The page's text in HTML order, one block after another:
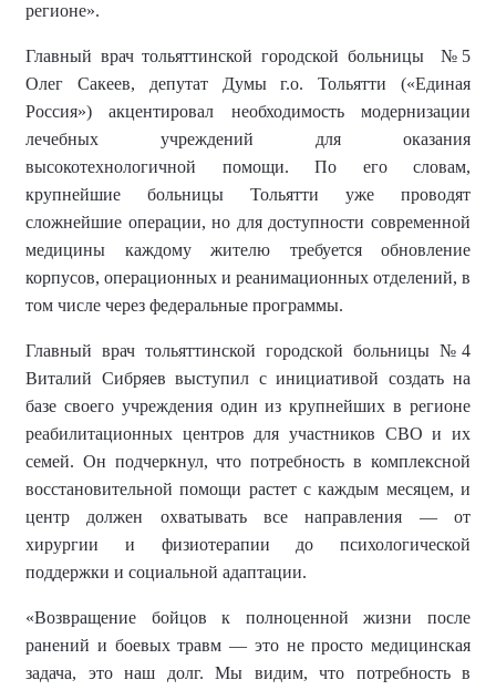
регионе».
Главный врачтольяттинской городской больницы
№5
Олег Сакеев, депутат Думы г.о. Тольятти («Единая
Россия»)
акцентировал необходимость модернизации
лечебных учреждений для оказания
высокотехнологичной помощи. По его словам,
крупнейшие больницы Тольятти уже проводят
сложнейшие операции, но для доступности современной
медицины каждому жителю требуется обновление
корпусов, операционных и реанимационных отделений, в
том числе через федеральные программы.
Главный врач тольяттинской городской больницы №4
Виталий Сибряев выступил с инициативой создать на
базе своего учреждения один из крупнейших в регионе
реабилитационных центров для участников СВО и их
семей. Он подчеркнул, что потребность в комплексной
восстановительной помощи растет с каждым месяцем, и
центр должен охватывать все направления — от
хирургии и физиотерапии до психологической
поддержки и социальной адаптации.
«Возвращение бойцов к полноценной жизни после
ранений и боевых травм — это не просто медицинская
задача, это наш долг. Мы видим, что потребность в